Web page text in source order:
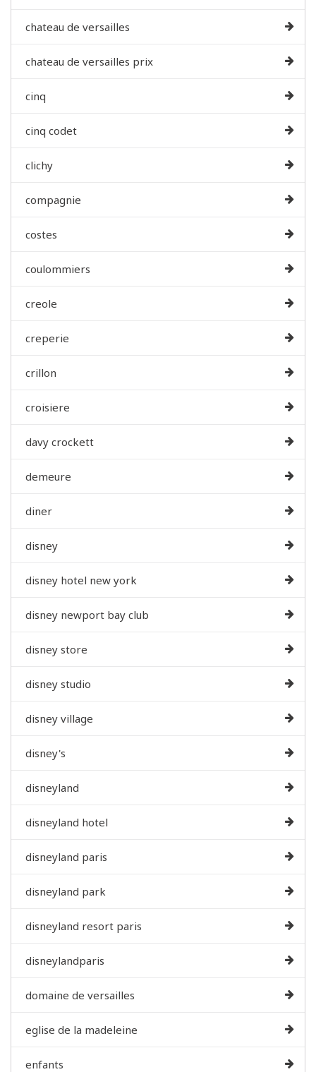
chateau de versailles
chateau de versailles prix
cinq
cinq codet
clichy
compagnie
costes
coulommiers
creole
creperie
crillon
croisiere
davy crockett
demeure
diner
disney
disney hotel new york
disney newport bay club
disney store
disney studio
disney village
disney's
disneyland
disneyland hotel
disneyland paris
disneyland park
disneyland resort paris
disneylandparis
domaine de versailles
eglise de la madeleine
enfants